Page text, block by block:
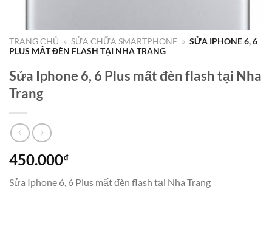
TRANG CHỦ » SỬA CHỮA SMARTPHONE » SỬA IPHONE 6, 6
PLUS MẤT ĐÈN FLASH TẠI NHA TRANG
Sửa Iphone 6, 6 Plus mất đèn flash tại Nha
Trang
450.000₫
Sửa Iphone 6, 6 Plus mất đèn flash tại Nha Trang